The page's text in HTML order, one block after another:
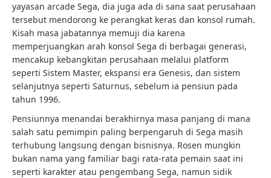
yayasan arcade Sega, dia juga ada di sana saat perusahaan
tersebut mendorong ke perangkat keras dan konsol rumah.
Kisah masa jabatannya memuji dia karena
memperjuangkan arah konsol Sega di berbagai generasi,
mencakup kebangkitan perusahaan melalui platform
seperti Sistem Master, ekspansi era Genesis, dan sistem
selanjutnya seperti Saturnus, sebelum ia pensiun pada
tahun 1996.
Pensiunnya menandai berakhirnya masa panjang di mana
salah satu pemimpin paling berpengaruh di Sega masih
terhubung langsung dengan bisnisnya. Rosen mungkin
bukan nama yang familiar bagi rata-rata pemain saat ini
seperti karakter atau pengembang Sega, namun sidik